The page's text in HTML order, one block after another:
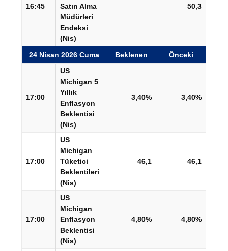
16:45
Satın Alma
Müdürleri
Endeksi
(Nis)
50,3
24 Nisan 2026 Cuma Beklenen Önceki
17:00
US
Michigan 5
Yıllık
Enflasyon
Beklentisi
(Nis)
3,40% 3,40%
17:00
US
Michigan
Tüketici
Beklentileri
(Nis)
46,1 46,1
17:00
US
Michigan
Enflasyon
Beklentisi
(Nis)
4,80% 4,80%